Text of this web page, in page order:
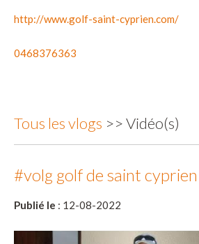
http://www.golf-saint-cyprien.com/
0468376363
Tous les vlogs >> Vidéo(s)
#volg golf de saint
Publié le : 12-08-2022